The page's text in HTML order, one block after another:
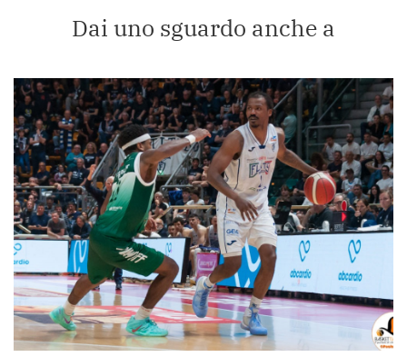
Dai uno sguardo anche a